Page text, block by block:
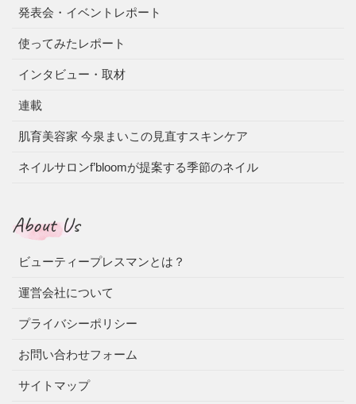
発表会・イベントレポート
使ってみたレポート
インタビュー・取材
連載
肌育美容家 今泉まいこの見直すスキンケア
ネイルサロンf’bloomが提案する季節のネイル
About Us
ビューティープレスマンとは？
運営会社について
プライバシーポリシー
お問い合わせフォーム
サイトマップ